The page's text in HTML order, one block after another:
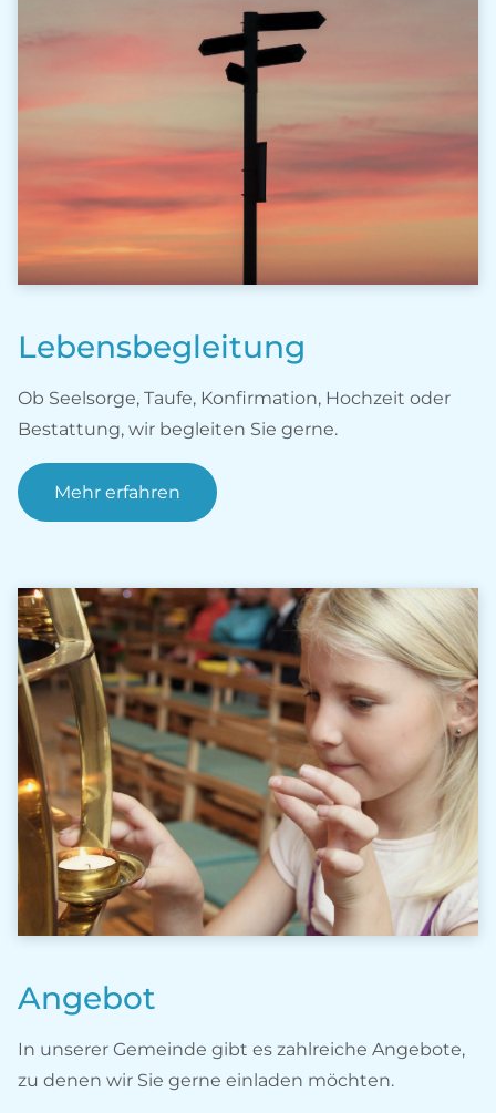
Lebensbegleitung
Ob Seelsorge, Taufe, Konfirmation, Hochzeit oder
Bestattung, wir begleiten Sie gerne.
Mehr erfahren
Angebot
In unserer Gemeinde gibt es zahlreiche Angebote,
zu denen wir Sie gerne einladen möchten.